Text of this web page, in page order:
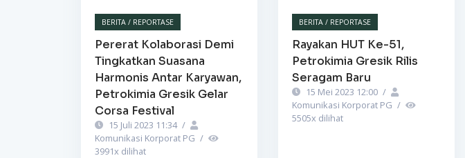
BERITA / REPORTASE
Pererat Kolaborasi Demi
Tingkatkan Suasana
Harmonis Antar Karyawan,
Petrokimia Gresik Gelar
Corsa Festival
15 Juli 2023 11:34 /
Komunikasi Korporat PG /
3991x dilihat
BERITA / REPORTASE
Rayakan HUT Ke-51,
Petrokimia Gresik Rilis
Seragam Baru
15 Mei 2023 12:00 /
Komunikasi Korporat PG /
5505x dilihat